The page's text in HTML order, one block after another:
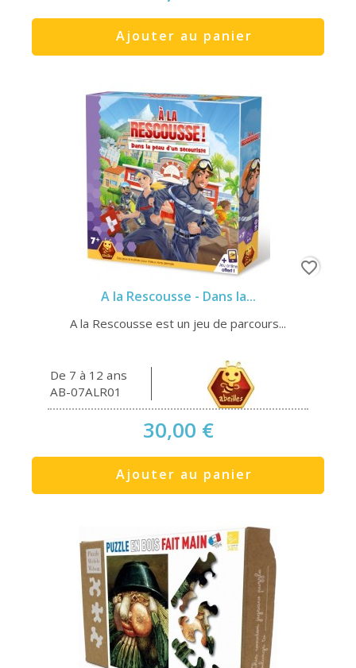
Ajouter au panier
A la Rescousse - Dans la...
A la Rescousse est un jeu de parcours...
De 7 à 12 ans
AB-07ALR01
30,00 €
Ajouter au panier
favorite_border